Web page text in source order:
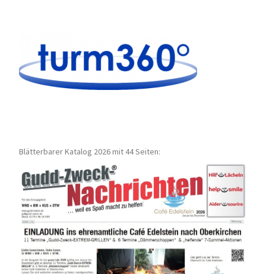
Blätterbarer Katalog 2026 mit 44 Seiten: